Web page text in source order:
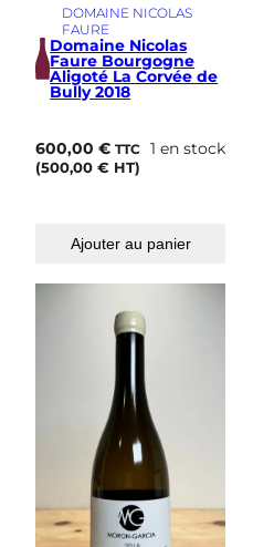
DOMAINE NICOLAS
FAURE
Domaine Nicolas
Faure Bourgogne
Aligoté La Corvée de
Bully 2018
600,00€ TTC
(500,00€ HT)
1 en stock
Ajouter au panier